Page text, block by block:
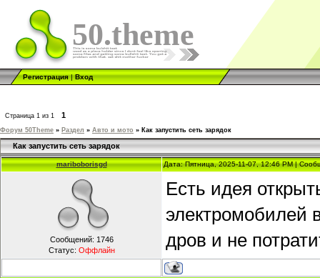
50.theme
Регистрация|Вход
Страница 1 из 1 1
Форум 50Theme » Раздел » Авто и мото » Как запустить сеть зарядок
Как запустить сеть зарядок
mariboborisgd Дата: Пятница, 2025-11-07, 12:46 PM |
Сообщений: 1746
Статус: Оффлайн
Есть идея
электромобилей
дров и не